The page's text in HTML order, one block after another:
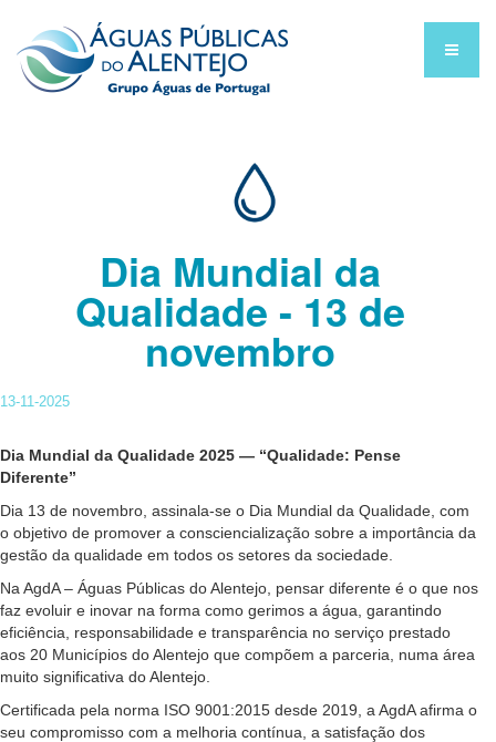
Dia Mundial da
Qualidade - 13 de
novembro
13-11-2025
Dia Mundial da Qualidade 2025 — “Qualidade: Pense
Diferente”
Dia 13 de novembro, assinala-se o Dia Mundial da Qualidade, com
o objetivo de promover a consciencialização sobre a importância da
gestão da qualidade em todos os setores da sociedade.
Na AgdA – Águas Públicas do Alentejo, pensar diferente é o que nos
faz evoluir e inovar na forma como gerimos a água, garantindo
eficiência, responsabilidade e transparência no serviço prestado
aos 20 Municípios do Alentejo que compõem a parceria, numa área
muito significativa do Alentejo.
Certificada pela norma ISO 9001:2015 desde 2019, a AgdA afirma o
seu compromisso com a melhoria contínua, a satisfação dos